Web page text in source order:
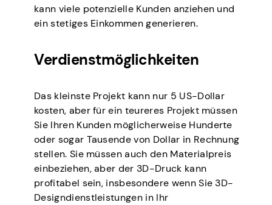
kann viele potenzielle Kunden anziehen und
ein stetiges Einkommen generieren.
Verdienstmöglichkeiten
Das kleinste Projekt kann nur 5 US-Dollar
kosten, aber für ein teureres Projekt müssen
Sie Ihren Kunden möglicherweise Hunderte
oder sogar Tausende von Dollar in Rechnung
stellen. Sie müssen auch den Materialpreis
einbeziehen, aber der 3D-Druck kann
profitabel sein, insbesondere wenn Sie 3D-
Designdienstleistungen in Ihr